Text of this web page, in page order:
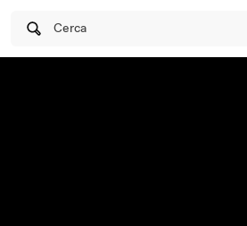
Cerca